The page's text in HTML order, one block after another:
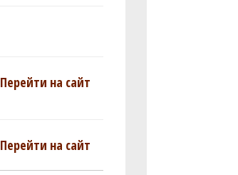
Перейти на сайт
Перейти на сайт